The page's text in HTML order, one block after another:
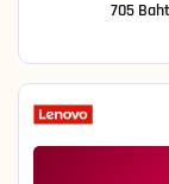
705 Baht